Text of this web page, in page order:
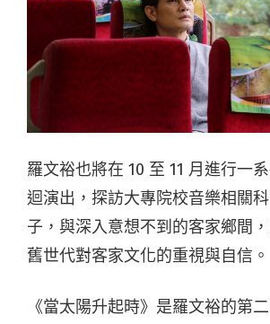
羅文裕也將在 10 至 11 月進行一
迴演出，探訪大專院校音樂相關
子，與深入意想不到的客家鄉間
舊世代對客家文化的重視與自信。
《當太陽升起時》是羅文裕的第